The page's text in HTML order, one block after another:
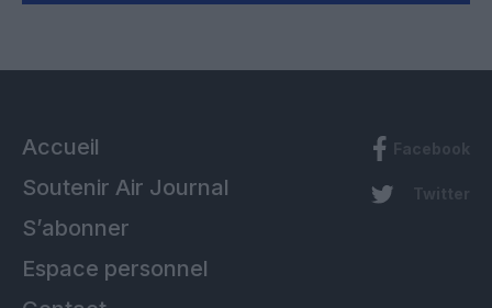
Accueil
Soutenir Air Journal
S’abonner
Espace personnel